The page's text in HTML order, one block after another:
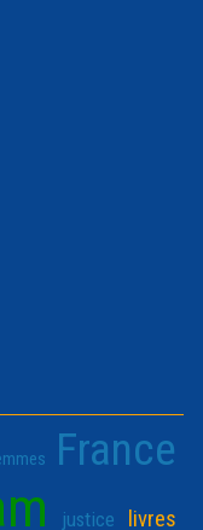
France
justice livres